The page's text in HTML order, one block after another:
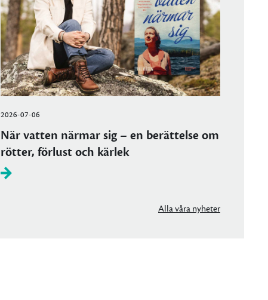
2026-07-06
När vatten närmar sig – en berättelse om
rötter, förlust och kärlek
Alla våra nyheter